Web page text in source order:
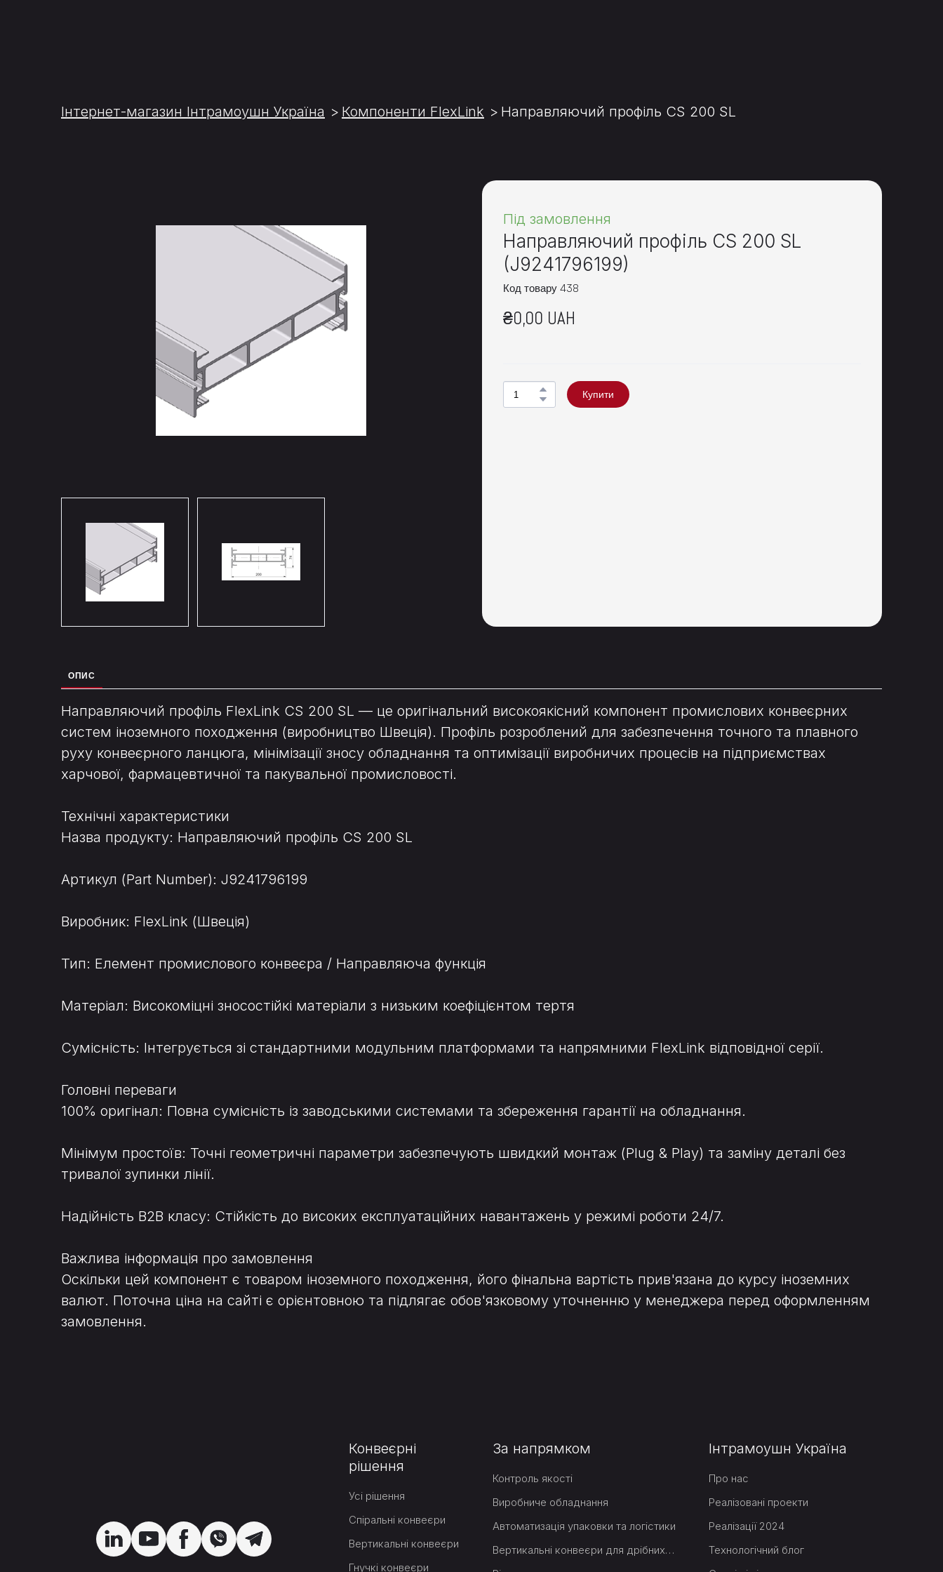
Інтернет-магазин Інтрамоушн Україна Компоненти FlexLink Направляючий профіль CS 200 SL
Під замовлення
Направляючий профіль CS 200 SL
(J9241796199)
Код товару 438
₴0,00 UAH
Купити
ОПИС
Направляючий профіль FlexLink CS 200 SL — це оригінальний високоякісний компонент промислових конвеєрних
систем іноземного походження (виробництво Швеція). Профіль розроблений для забезпечення точного та плавного
руху конвеєрного ланцюга, мінімізації зносу обладнання та оптимізації виробничих процесів на підприємствах
харчової, фармацевтичної та пакувальної промисловості.
Технічні характеристики
Назва продукту: Направляючий профіль CS 200 SL
Артикул (Part Number): J9241796199
Виробник: FlexLink (Швеція)
Тип: Елемент промислового конвеєра / Направляюча функція
Матеріал: Високоміцні зносостійкі матеріали з низьким коефіцієнтом тертя
Сумісність: Інтегрується зі стандартними модульним платформами та напрямними FlexLink відповідної серії.
Головні переваги
100% оригінал: Повна сумісність із заводськими системами та збереження гарантії на обладнання.
Мінімум простоїв: Точні геометричні параметри забезпечують швидкий монтаж (Plug & Play) та заміну деталі без
тривалої зупинки лінії.
Надійність B2B класу: Стійкість до високих експлуатаційних навантажень у режимі роботи 24/7.
Важлива інформація про замовлення
Оскільки цей компонент є товаром іноземного походження, його фінальна вартість прив'язана до курсу іноземних
валют. Поточна ціна на сайті є орієнтовною та підлягає обов'язковому уточненню у менеджера перед оформленням
замовлення.
Конвеєрні
рішення
Усі рішення
Спіральні конвеєри
Вертикальні конвеєри
Гнучкі конвеєри
За напрямком
Контроль якості
Виробниче обладнання
Автоматизація упаковки та логістики
Вертикальні конвеєри для дрібних товарів
Інтрамоушн Україна
Про нас
Реалізовані проекти
Реалізації 2024
Технологічний блог